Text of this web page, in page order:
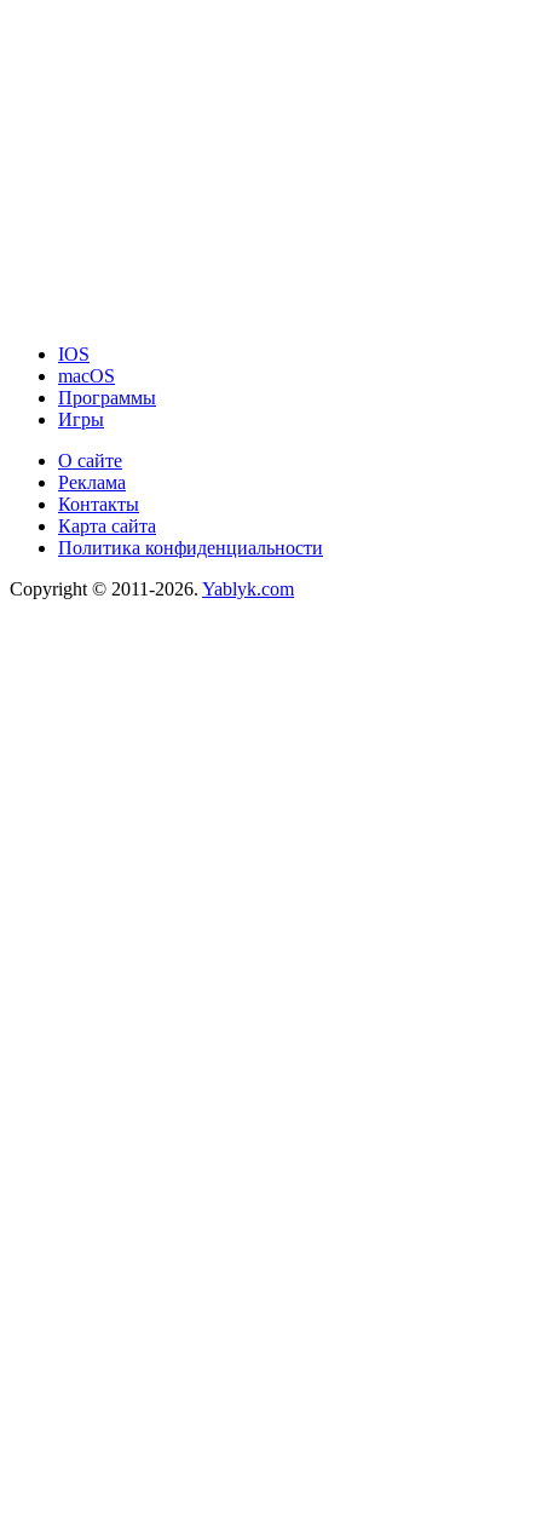
IOS
macOS
Программы
Игры
О сайте
Реклама
Контакты
Карта сайта
Политика конфиденциальности
Copyright © 2011-2026. Yablyk.сom